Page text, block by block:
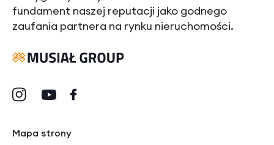
fundament naszej reputacji jako godnego
zaufania partnera na rynku nieruchomości.
Mapa strony